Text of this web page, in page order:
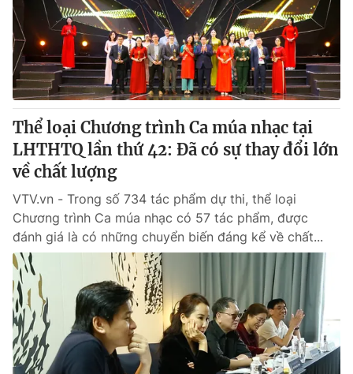
Sản phẩm
Thị trường
Tư vấn
Lịch phát sóng
Chuyên mục khác
Emagazine Podcast
Photo
Video Shorts video
VTV Money
VTV Sức khoẻ Bất động sản
Thị trường 24h Tấm lòng Việt
Thể loại Chương trình Ca múa nhạc tại
LHTHTQ lần thứ 42: Đã có sự thay đổi lớn
về chất lượng
VTV.vn - Trong số 734 tác phẩm dự thi, thể loại
Chương trình Ca múa nhạc có 57 tác phẩm, được
đánh giá là có những chuyển biến đáng kể về chất...